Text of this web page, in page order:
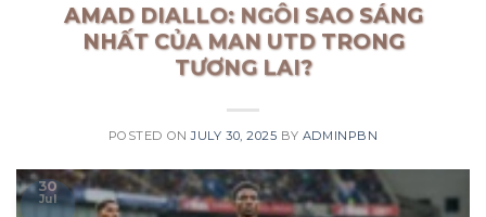
AMAD DIALLO: NGÔI SAO SÁNG
NHẤT CỦA MAN UTD TRONG
TƯƠNG LAI?
POSTED ONJULY 30, 2025 BY ADMINPBN
30
Jul